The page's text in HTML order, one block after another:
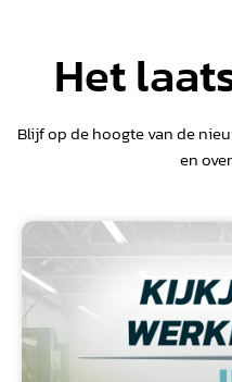
Het
Blijf op de hoogte van de
en